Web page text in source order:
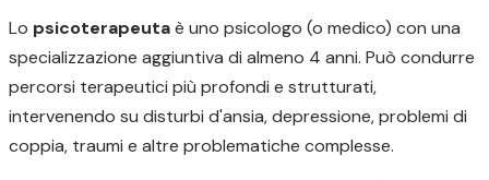
Lo psicoterapeutaè uno psicologo (o medico) con una
specializzazione aggiuntiva di almeno 4 anni. Può condurre
percorsi terapeutici più profondi e strutturati,
intervenendo su disturbi d'ansia, depressione, problemi di
coppia, traumi e altre problematiche complesse.